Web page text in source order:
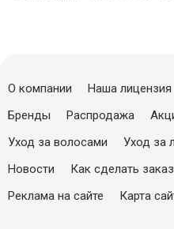
О компании Наша лицензия
Бренды
Распродажа
Уход за волосами
Уход за
Новости
Как сделать заказ
Реклама на сайте
Карта